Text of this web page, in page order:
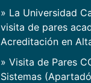
» La Universidad
visita de pares
Acreditación en
» Visita de Pares
Sistemas